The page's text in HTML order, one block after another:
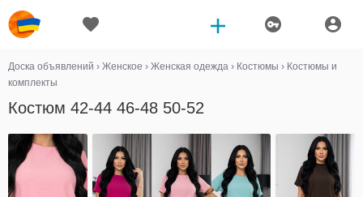
Доска объявлений › Женское › Женская одежда › Костюмы › Костюмы и
комплекты
Костюм 42-44 46-48 50-52